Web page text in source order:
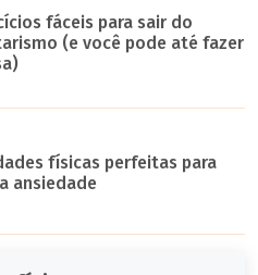
fáceis para sair do
(e você pode até fazer
físicas perfeitas para
ansiedade